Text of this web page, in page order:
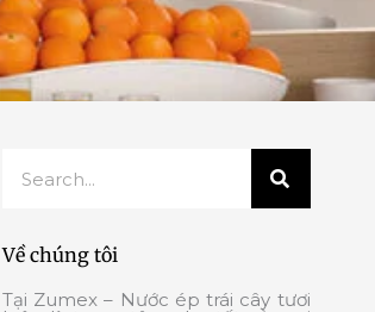
Về chúng tôi
Tại Zumex – Nước ép trái cây tươi